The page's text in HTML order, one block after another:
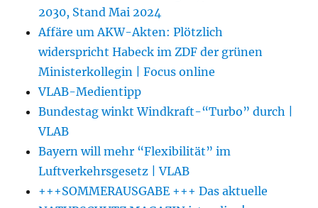
2030, Stand Mai 2024
Affäre um AKW-Akten: Plötzlich
widerspricht Habeck im ZDF der grünen
Ministerkollegin | Focus online
VLAB-Medientipp
Bundestag winkt Windkraft-“Turbo” durch |
VLAB
Bayern will mehr “Flexibilität” im
Luftverkehrsgesetz | VLAB
+++SOMMERAUSGABE +++ Das aktuelle